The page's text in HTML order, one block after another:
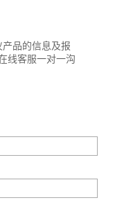
产品的信息及报
线客服一对一沟